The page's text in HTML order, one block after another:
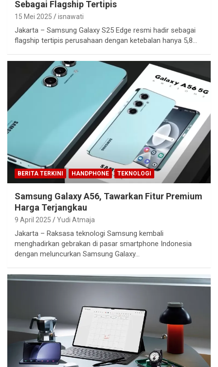
Sebagai Flagship Tertipis
15 Mei 2025 isnawati
Jakarta – Samsung Galaxy S25 Edge resmi hadir sebagai
flagship tertipis perusahaan dengan ketebalan hanya 5,8…
BERITA TERKINI HANDPHONE TEKNOLOGI
Samsung Galaxy A56, Tawarkan Fitur Premium
Harga Terjangkau
9 April 2025 Yudi Atmaja
Jakarta – Raksasa teknologi Samsung kembali
menghadirkan gebrakan di pasar smartphone Indonesia
dengan meluncurkan Samsung Galaxy…